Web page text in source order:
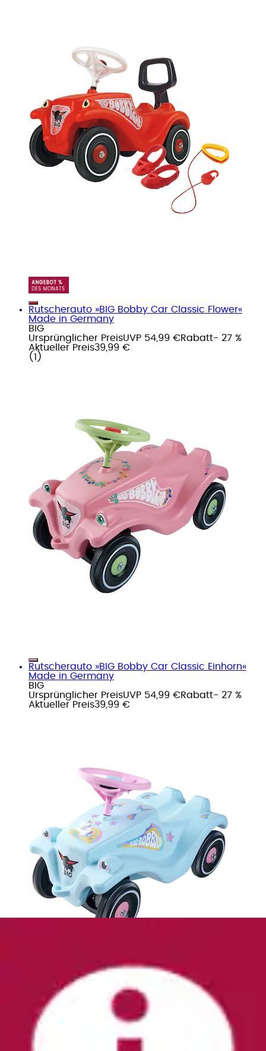
Rutscherauto »BIG Bobby Car Classic Flower«
Made in Germany
BIG
Ursprünglicher PreisUVP 54,99 €Rabatt- 27 %
Aktueller Preis39,99 €
( 1 )
Rutscherauto »BIG Bobby Car Classic Einhorn«
Made in Germany
BIG
Ursprünglicher PreisUVP 54,99 €Rabatt- 27 %
Aktueller Preis39,99 €
Kinderfahrzeug Lauflernhilfe »BIG Bobby Car
Walker 2in1 Zubehör« 2in1 Rückenlehne &...
BIG
Ursprünglicher PreisUVP 24,99 €
- 28 %